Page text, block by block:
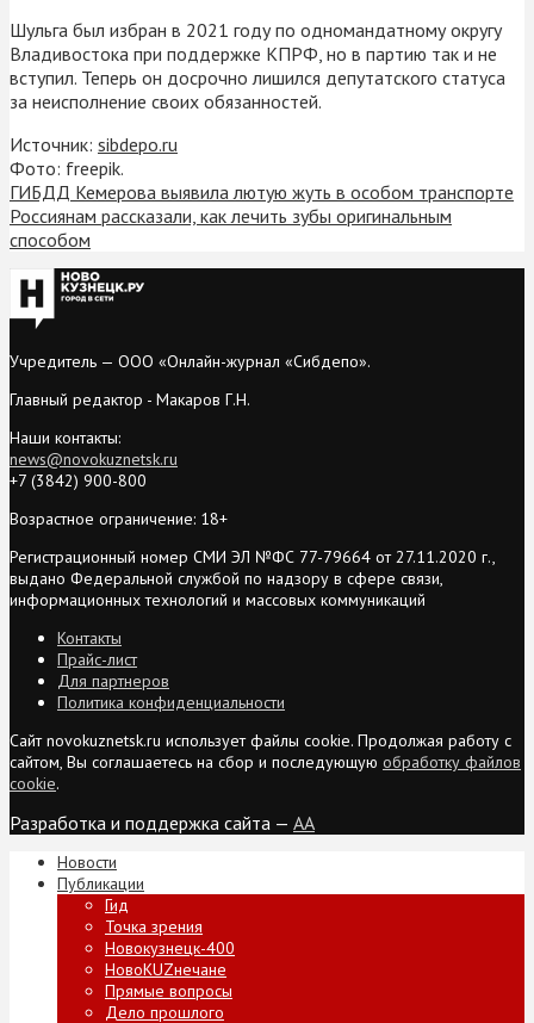
Шульга был избран в 2021 году по одномандатному округу
Владивостока при поддержке КПРФ, но в партию так и не
вступил. Теперь он досрочно лишился депутатского статуса
за неисполнение своих обязанностей.
Источник: sibdepo.ru
Фото: freepik.
ГИБДД Кемерова выявила лютую жуть в особом транспорте
Россиянам рассказали, как лечить зубы оригинальным
способом
Учредитель — ООО «Онлайн-журнал «Сибдепо».
Главный редактор - Макаров Г.Н.
Наши контакты:
news@novokuznetsk.ru
+7 (3842) 900-800
Возрастное ограничение: 18+
Регистрационный номер СМИ ЭЛ №ФС 77-79664 от 27.11.2020 г.,
выдано Федеральной службой по надзору в сфере связи,
информационных технологий и массовых коммуникаций
Контакты
Прайс-лист
Для партнеров
Политика конфиденциальности
Сайт novokuznetsk.ru использует файлы cookie. Продолжая работу с
сайтом, Вы соглашаетесь на сбор и последующую обработку файлов
cookie.
Разработка и поддержка сайта — AA
Новости
Публикации
Гид
Точка зрения
Новокузнецк-400
НовоKUZнечане
Прямые вопросы
Дело прошлого